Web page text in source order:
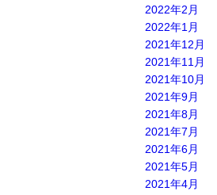
2022年2月
2022年1月
2021年12月
2021年11月
2021年10月
2021年9月
2021年8月
2021年7月
2021年6月
2021年5月
2021年4月